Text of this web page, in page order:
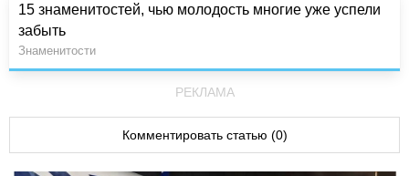
15 знаменитостей, чью молодость многие уже успели
забыть
Знаменитости
РЕКЛАМА
Комментировать статью (0)